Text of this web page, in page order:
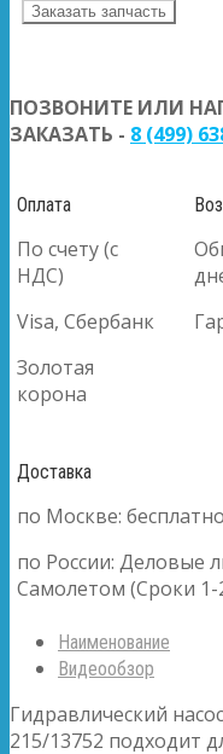
Заказать запчасть
ПОЗВОНИТЕ ИЛИ
ЗАКАЗАТЬ - 8 (499)
Оплата
По счету (с
НДС)
Visa, Сбербанк
Золотая
корона
Доставка
по Москве:
по России: Деловые
Самолетом (Сроки 1-
Наименование
Видеообзор
Гидравлический
215/13752 подходит